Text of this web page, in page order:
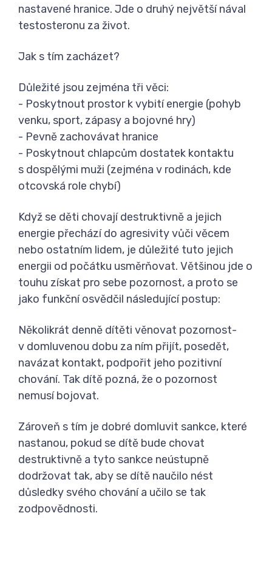
nastavené hranice. Jde o druhý největší nával
testosteronu za život.
Jak s tím zacházet?
Důležité jsou zejména tři věci:
- Poskytnout prostor k vybití energie (pohyb
venku, sport, zápasy a bojovné hry)
- Pevně zachovávat hranice
- Poskytnout chlapcům dostatek kontaktu
s dospělými muži (zejména v rodinách, kde
otcovská role chybí)
Když se děti chovají destruktivně a jejich
energie přechází do agresivity vůči věcem
nebo ostatním lidem, je důležité tuto jejich
energii od počátku usměrňovat. Většinou jde o
touhu získat pro sebe pozornost, a proto se
jako funkční osvědčil následující postup:
Několikrát denně dítěti věnovat pozornost-
v domluvenou dobu za ním přijít, posedět,
navázat kontakt, podpořit jeho pozitivní
chování. Tak dítě pozná, že o pozornost
nemusí bojovat.
Zároveň s tím je dobré domluvit sankce, které
nastanou, pokud se dítě bude chovat
destruktivně a tyto sankce neústupně
dodržovat tak, aby se dítě naučilo nést
důsledky svého chování a učilo se tak
zodpovědnosti.